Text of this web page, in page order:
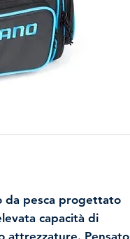
da pesca progettato
capacità di